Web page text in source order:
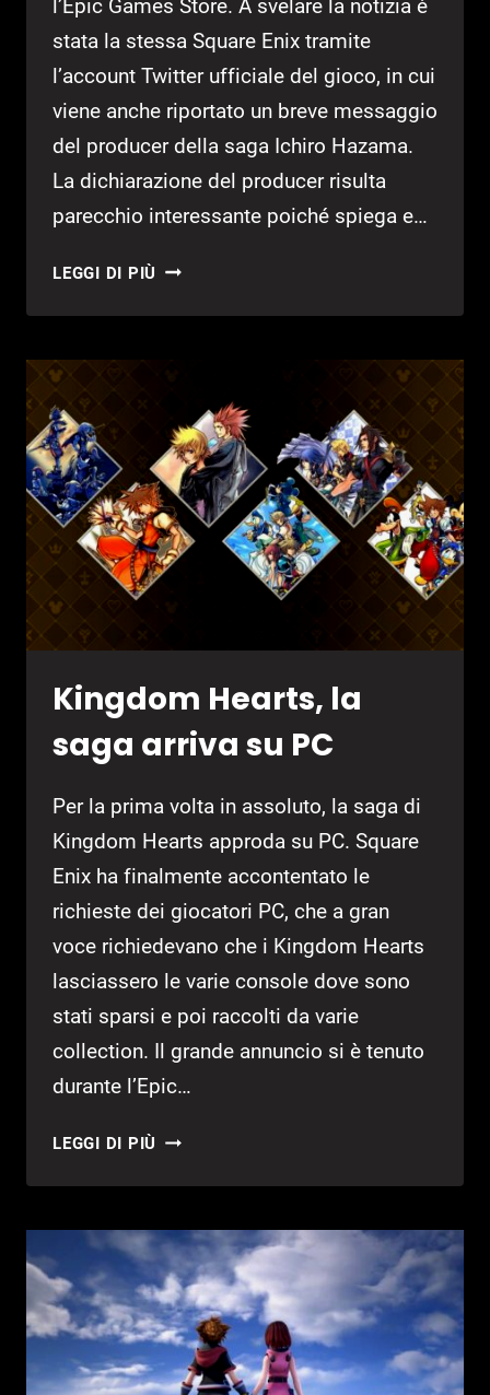
l’Epic Games Store. A svelare la notizia è
stata la stessa Square Enix tramite
l’account Twitter ufficiale del gioco, in cui
viene anche riportato un breve messaggio
del producer della saga Ichiro Hazama.
La dichiarazione del producer risulta
parecchio interessante poiché spiega e…
LEGGI DI PIÙ KINGDOM
SBARCA
Kingdom Hearts, la
saga arriva su PC
Per la prima volta in assoluto, la saga di
Kingdom Hearts approda su PC. Square
Enix ha finalmente accontentato le
richieste dei giocatori PC, che a gran
voce richiedevano che i Kingdom Hearts
lasciassero le varie console dove sono
stati sparsi e poi raccolti da varie
collection. Il grande annuncio si è tenuto
durante l’Epic…
LEGGI DI PIÙ KINGDOM
ARRIVA
SU
PC